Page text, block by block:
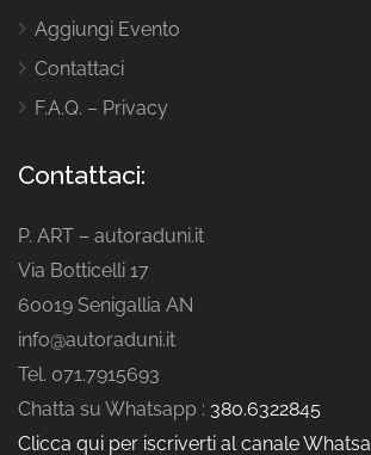
Aggiungi Evento
Contattaci
F.A.Q. – Privacy
Contattaci:
P. ART – autoraduni.it
Via Botticelli 17
60019 Senigallia AN
info@autoraduni.it
Tel. 071.7915693
Chatta su Whatsapp : 380.6322845
Clicca qui per iscriverti al canale